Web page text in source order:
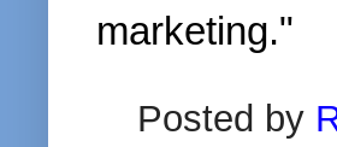
marketing."
Posted by